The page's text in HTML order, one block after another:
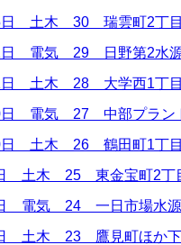
日 土木 30 瑞雲町2丁目
日 電気 29 日野第2水源
土木 28 大学西1丁目
日 電気 27 中部プラン
日 土木 26 鶴田町1丁目
土木 25 東金宝町2丁
電気 24 一日市場水源
土木 23 鷹見町ほか下